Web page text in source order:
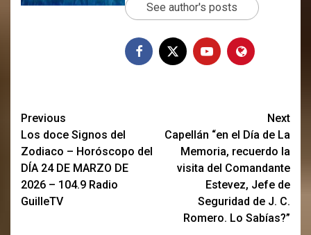
See author's posts
Post
navigation
Previous
Los doce Signos del
Zodiaco – Horóscopo del
DÍA 24 DE MARZO DE
2026 – 104.9 Radio
GuilleTV
Next
Capellán “en el Día de La
Memoria, recuerdo la
visita del Comandante
Estevez, Jefe de
Seguridad de J. C.
Romero. Lo Sabías?”